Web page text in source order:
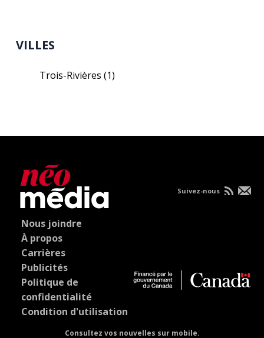
VILLES
Trois-Rivières(1)
Nous joindre
À propos
Carrières
Publicités
Politique de
confidentialité
Condition d'utilisation
Consultez vos nouvelles sur mobile.
Suivez-nous